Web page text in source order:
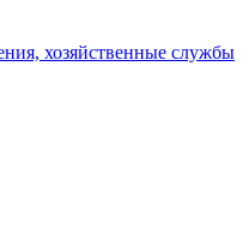
хозяйственные службы